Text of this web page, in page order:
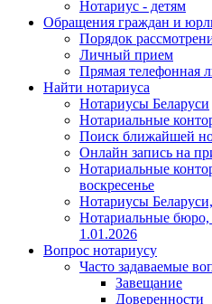
Нотариус - детям
Обращения граждан и
Порядок
Личный прием
Прямая телефонная
Найти нотариуса
Нотариусы Беларуси
Нотариальные
Поиск ближайшей
Онлайн запись на
Нотариальные
воскресенье
Нотариусы
Нотариальные бюро,
1.01.2026
Вопрос нотариусу
Часто задаваемые
Завещание
Доверенности